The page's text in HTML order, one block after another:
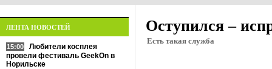
ЛЕНТА НОВОСТЕЙ
15:00
Любители косплея
провели фестиваль GeekOn в
Норильске
Оступился –
Есть такая служба